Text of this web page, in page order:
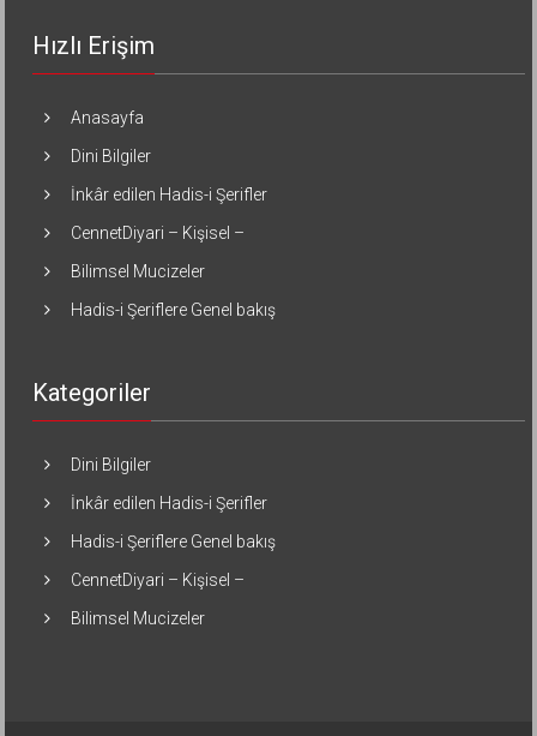
Hızlı Erişim
Anasayfa
Dini Bilgiler
İnkâr edilen Hadis-i Şerifler
CennetDiyari – Kişisel –
Bilimsel Mucizeler
Hadis-i Şeriflere Genel bakış
Kategoriler
Dini Bilgiler
İnkâr edilen Hadis-i Şerifler
Hadis-i Şeriflere Genel bakış
CennetDiyari – Kişisel –
Bilimsel Mucizeler